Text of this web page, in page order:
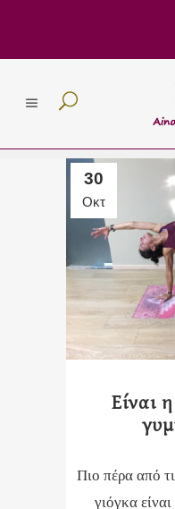
30
Οκτ
Είναι
Πιο πέρα από
γιόγκα